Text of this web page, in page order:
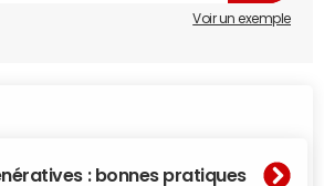
Voir un exemple
: bonnes pratiques